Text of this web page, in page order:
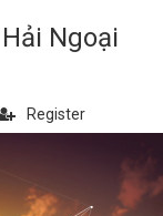
Ngoại
Register